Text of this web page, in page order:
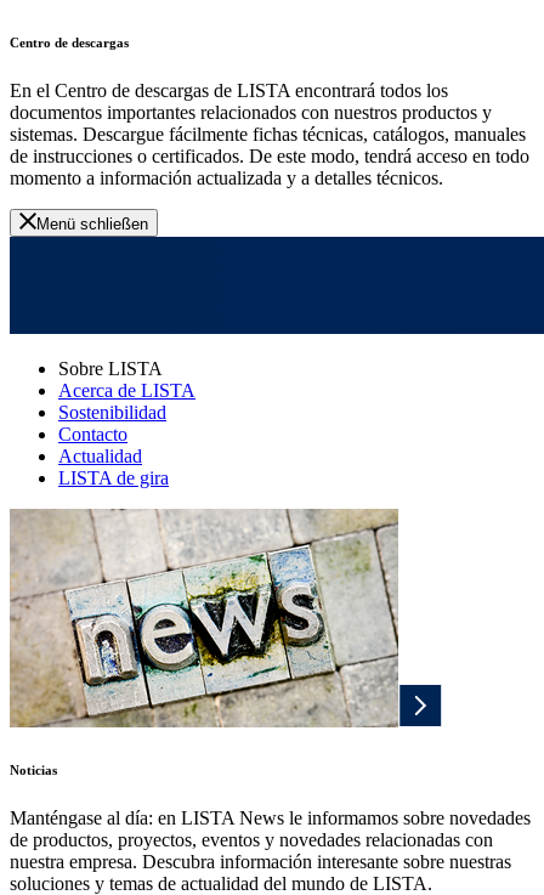
Centro de descargas
En el Centro de descargas de LISTA encontrará todos los
documentos importantes relacionados con nuestros productos y
sistemas. Descargue fácilmente fichas técnicas, catálogos, manuales
de instrucciones o certificados. De este modo, tendrá acceso en todo
momento a información actualizada y a detalles técnicos.
Menü schließen
Sobre LISTA
Acerca de LISTA
Sostenibilidad
Contacto
Actualidad
LISTA de gira
Noticias
Manténgase al día: en LISTA News le informamos sobre novedades
de productos, proyectos, eventos y novedades relacionadas con
nuestra empresa. Descubra información interesante sobre nuestras
soluciones y temas de actualidad del mundo de LISTA.